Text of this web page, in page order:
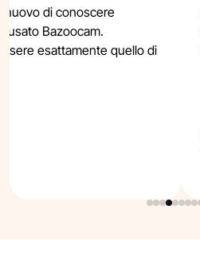
nuovo di conoscere
usato Bazoocam.
esattamente quello di